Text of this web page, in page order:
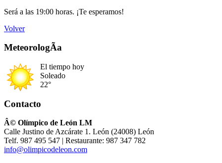
Será a las 19:00 horas. ¡Te esperamos!
Volver
MeteorologÃ­a
El tiempo hoy
Soleado
22°
Contacto
Â© Olímpico de León LM
Calle Justino de Azcárate 1. León (24008) León
Telf. 987 495 547 | Restaurante: 987 347 782
info@olimpicodeleon.com